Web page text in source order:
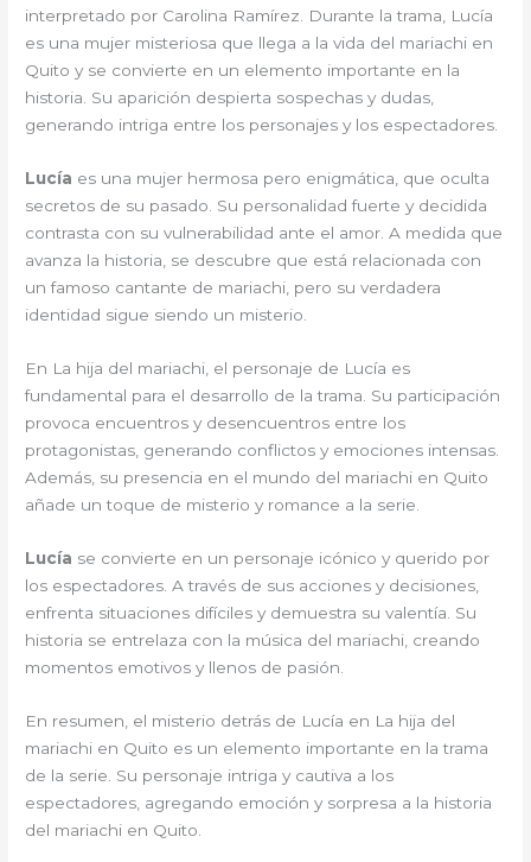
interpretado por Carolina Ramírez. Durante la trama, Lucía
es una mujer misteriosa que llega a la vida del mariachi en
Quito y se convierte en un elemento importante en la
historia. Su aparición despierta sospechas y dudas,
generando intriga entre los personajes y los espectadores.
Lucía es una mujer hermosa pero enigmática, que oculta
secretos de su pasado. Su personalidad fuerte y decidida
contrasta con su vulnerabilidad ante el amor. A medida que
avanza la historia, se descubre que está relacionada con
un famoso cantante de mariachi, pero su verdadera
identidad sigue siendo un misterio.
En La hija del mariachi, el personaje de Lucía es
fundamental para el desarrollo de la trama. Su participación
provoca encuentros y desencuentros entre los
protagonistas, generando conflictos y emociones intensas.
Además, su presencia en el mundo del mariachi en Quito
añade un toque de misterio y romance a la serie.
Lucía se convierte en un personaje icónico y querido por
los espectadores. A través de sus acciones y decisiones,
enfrenta situaciones difíciles y demuestra su valentía. Su
historia se entrelaza con la música del mariachi, creando
momentos emotivos y llenos de pasión.
En resumen, el misterio detrás de Lucía en La hija del
mariachi en Quito es un elemento importante en la trama
de la serie. Su personaje intriga y cautiva a los
espectadores, agregando emoción y sorpresa a la historia
del mariachi en Quito.